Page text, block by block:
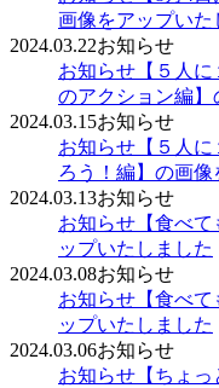
画像をアップいた
2024.03.22お知らせ
お知らせ 【５人
のアクション編】
2024.03.15お知らせ
お知らせ 【５人
ろう！編】の画
2024.03.13お知らせ
お知らせ 【食べ
ップいたしました
2024.03.08お知らせ
お知らせ 【食べ
ップいたしました
2024.03.06お知らせ
お知らせ 【ちょ